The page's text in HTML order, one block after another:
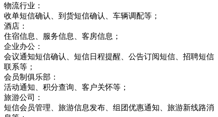
物流行业：
收单短信确认、到货短信确认、车辆调配等；
酒店：
住宿信息、服务信息、客房信息；
企业办公：
会议通知短信确认、短信日程提醒、公告订阅短信、招聘短信
联系等；
会员制俱乐部：
活动通知、积分查询、客户关怀等；
旅游公司：
短信会员管理、旅游信息发布、组团优惠通知、旅游新线路消